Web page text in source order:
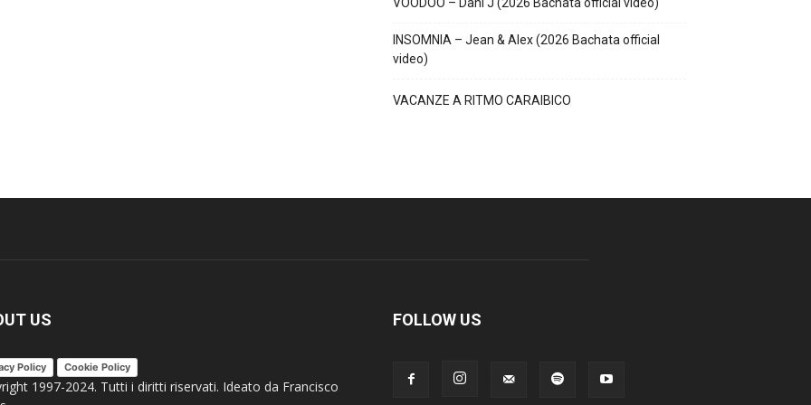
VOODOO – Dani J (2026 Bachata official video)
INSOMNIA – Jean & Alex (2026 Bachata official
video)
VACANZE A RITMO CARAIBICO
US
Policy Cookie Policy
1997-2024. Tutti i diritti riservati. Ideato da Francisco
FOLLOW US